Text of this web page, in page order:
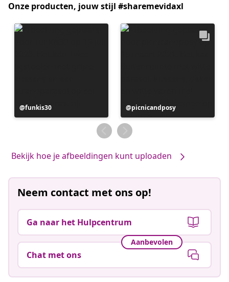
Onze producten, jouw stijl #sharemevidaxl
Bericht
gepubliceerd
funkis30
Bericht
gepubliceerd
door
picnicandposy
Bekijk hoe je afbeeldingen kunt uploaden
Neem contact met ons op!
Ga naar het Hulpcentrum
Aanbevolen
Chat met ons